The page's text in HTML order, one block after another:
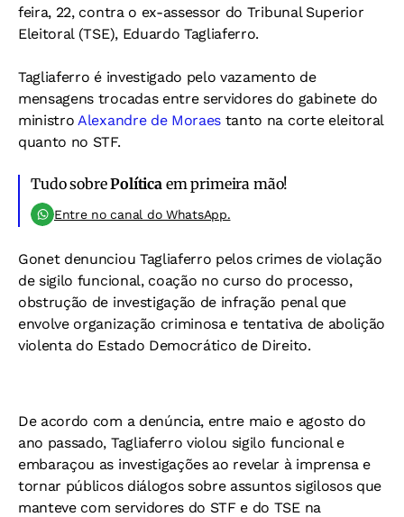
feira, 22, contra o ex-assessor do Tribunal Superior
Eleitoral (TSE), Eduardo Tagliaferro.
Tagliaferro é investigado pelo vazamento de
mensagens trocadas entre servidores do gabinete do
ministro Alexandre de Moraes tanto na corte eleitoral
quanto no STF.
Tudo sobrePolítica em primeira mão!
Entre no canal do WhatsApp.
Gonet denunciou Tagliaferro pelos crimes de violação
de sigilo funcional, coação no curso do processo,
obstrução de investigação de infração penal que
envolve organização criminosa e tentativa de abolição
violenta do Estado Democrático de Direito.
De acordo com a denúncia, entre maio e agosto do
ano passado, Tagliaferro violou sigilo funcional e
embaraçou as investigações ao revelar à imprensa e
tornar públicos diálogos sobre assuntos sigilosos que
manteve com servidores do STF e do TSE na